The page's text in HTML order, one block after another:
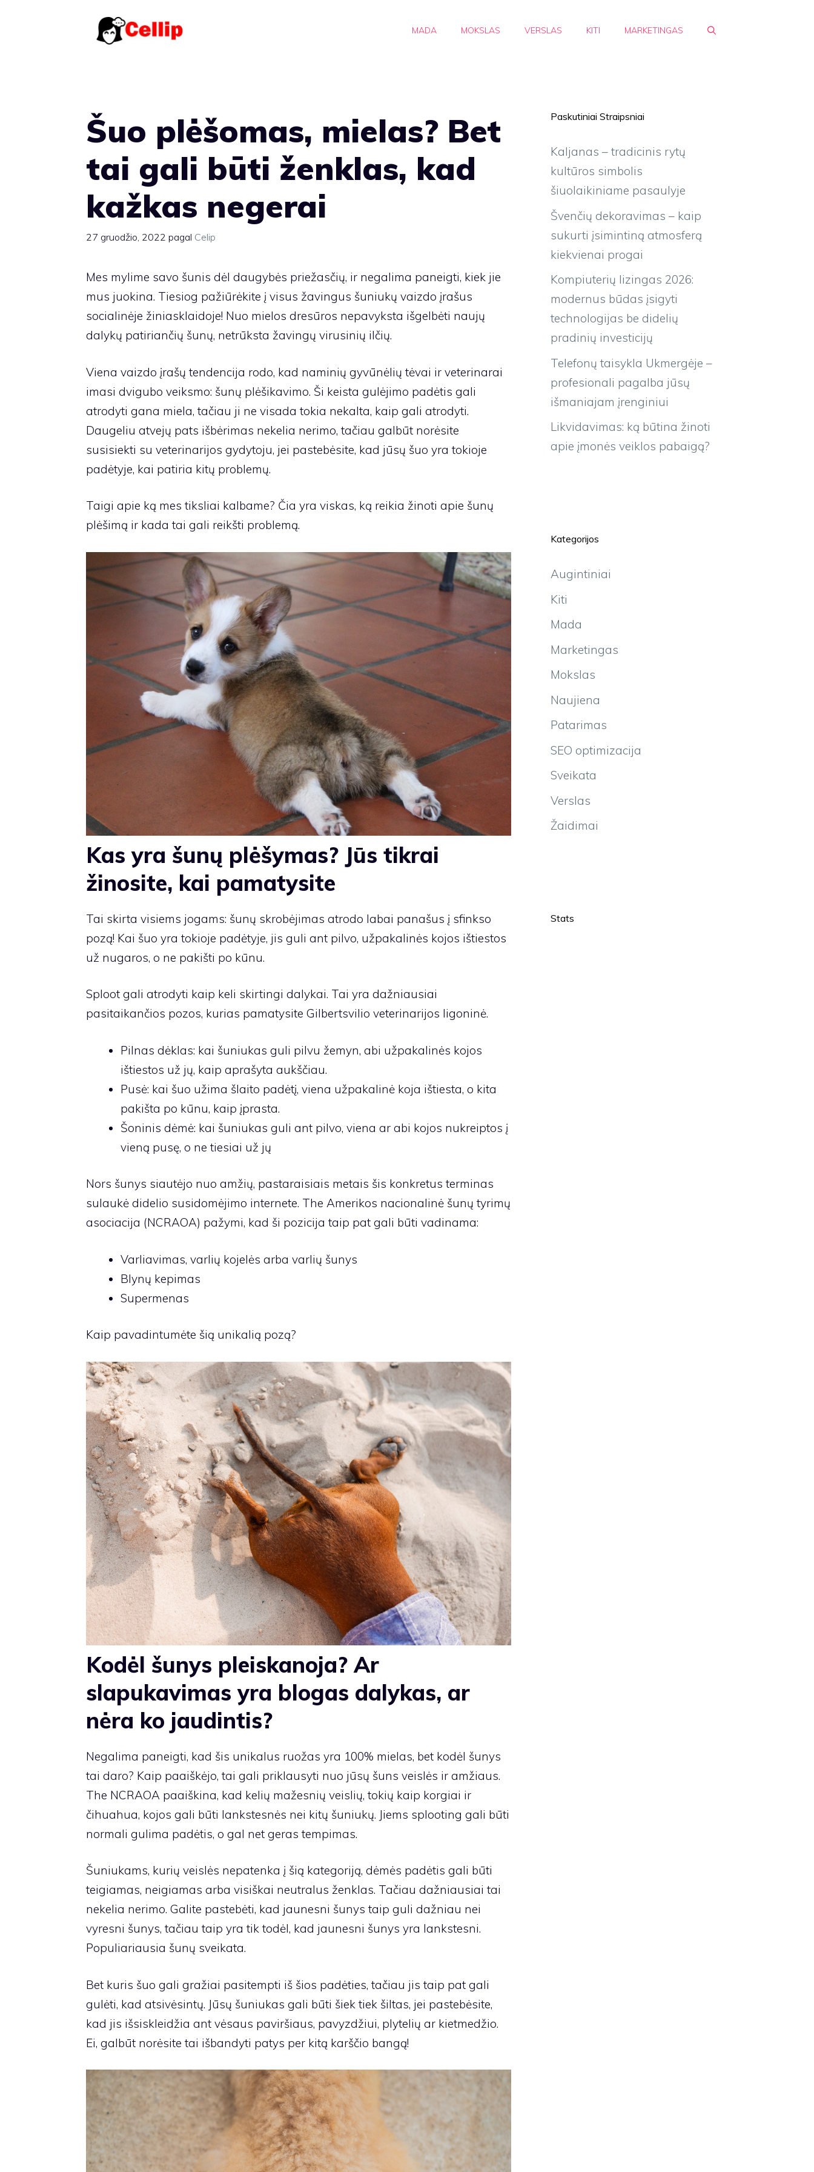
MADA MOKSLAS VERSLAS KITI MARKETINGAS
Šuo plėšomas, mielas? Bet
tai gali būti ženklas, kad
kažkas negerai
27 gruodžio, 2022 pagal Celip
Mes mylime savo šunis dėl daugybės priežasčių, ir negalima paneigti, kiek jie
mus juokina. Tiesiog pažiūrėkite į visus žavingus šuniukų vaizdo įrašus
socialinėje žiniasklaidoje! Nuo mielos dresūros nepavyksta išgelbėti naujų
dalykų patiriančių šunų, netrūksta žavingų virusinių ilčių.
Viena vaizdo įrašų tendencija rodo, kad naminių gyvūnėlių tėvai ir veterinarai
imasi dvigubo veiksmo: šunų plėšikavimo. Ši keista gulėjimo padėtis gali
atrodyti gana miela, tačiau ji ne visada tokia nekalta, kaip gali atrodyti.
Daugeliu atvejų pats išbėrimas nekelia nerimo, tačiau galbūt norėsite
susisiekti su veterinarijos gydytoju, jei pastebėsite, kad jūsų šuo yra tokioje
padėtyje, kai patiria kitų problemų.
Taigi apie ką mes tiksliai kalbame? Čia yra viskas, ką reikia žinoti apie šunų
plėšimą ir kada tai gali reikšti problemą.
Kas yra šunų plėšymas? Jūs tikrai
žinosite, kai pamatysite
Tai skirta visiems jogams: šunų skrobėjimas atrodo labai panašus į sfinkso
pozą! Kai šuo yra tokioje padėtyje, jis guli ant pilvo, užpakalinės kojos ištiestos
už nugaros, o ne pakišti po kūnu.
Sploot gali atrodyti kaip keli skirtingi dalykai. Tai yra dažniausiai
pasitaikančios pozos, kurias pamatysite Gilbertsvilio veterinarijos ligoninė.
Pilnas dėklas: kai šuniukas guli pilvu žemyn, abi užpakalinės kojos
ištiestos už jų, kaip aprašyta aukščiau.
Pusė: kai šuo užima šlaito padėtį, viena užpakalinė koja ištiesta, o kita
pakišta po kūnu, kaip įprasta.
Šoninis dėmė: kai šuniukas guli ant pilvo, viena ar abi kojos nukreiptos į
vieną pusę, o ne tiesiai už jų
Nors šunys siautėjo nuo amžių, pastaraisiais metais šis konkretus terminas
sulaukė didelio susidomėjimo internete. The Amerikos nacionalinė šunų tyrimų
asociacija (NCRAOA) pažymi, kad ši pozicija taip pat gali būti vadinama:
Varliavimas, varlių kojelės arba varlių šunys
Blynų kepimas
Supermenas
Kaip pavadintumėte šią unikalią pozą?
Kodėl šunys pleiskanoja? Ar
slapukavimas yra blogas dalykas, ar
nėra ko jaudintis?
Negalima paneigti, kad šis unikalus ruožas yra 100% mielas, bet kodėl šunys
tai daro? Kaip paaiškėjo, tai gali priklausyti nuo jūsų šuns veislės ir amžiaus.
The NCRAOA paaiškina, kad kelių mažesnių veislių, tokių kaip korgiai ir
čihuahua, kojos gali būti lankstesnės nei kitų šuniukų. Jiems splooting gali būti
normali gulima padėtis, o gal net geras tempimas.
Šuniukams, kurių veislės nepatenka į šią kategoriją, dėmės padėtis gali būti
teigiamas, neigiamas arba visiškai neutralus ženklas. Tačiau dažniausiai tai
nekelia nerimo. Galite pastebėti, kad jaunesni šunys taip guli dažniau nei
vyresni šunys, tačiau taip yra tik todėl, kad jaunesni šunys yra lankstesni.
Populiariausia šunų sveikata.
Bet kuris šuo gali gražiai pasitempti iš šios padėties, tačiau jis taip pat gali
gulėti, kad atsivėsintų. Jūsų šuniukas gali būti šiek tiek šiltas, jei pastebėsite,
kad jis išsiskleidžia ant vėsaus paviršiaus, pavyzdžiui, plytelių ar kietmedžio.
Ei, galbūt norėsite tai išbandyti patys per kitą karščio bangą!
Paskutiniai Straipsniai
Kaljanas – tradicinis rytų
kultūros simbolis
šiuolaikiniame pasaulyje
Švenčių dekoravimas – kaip
sukurti įsimintiną atmosferą
kiekvienai progai
Kompiuterių lizingas 2026:
modernus būdas įsigyti
technologijas be didelių
pradinių investicijų
Telefonų taisykla Ukmergėje –
profesionali pagalba jūsų
išmaniajam įrenginiui
Likvidavimas: ką būtina žinoti
apie įmonės veiklos pabaigą?
Kategorijos
Augintiniai
Kiti
Mada
Marketingas
Mokslas
Naujiena
Patarimas
SEO optimizacija
Sveikata
Verslas
Žaidimai
Stats